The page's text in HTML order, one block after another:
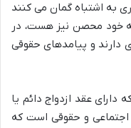
به اشتباه گمان می کنند
خود محصن نیز هست، در
دارند و پیامدهای حقوقی
عقد ازدواج دائم یا
و حقوقی است که